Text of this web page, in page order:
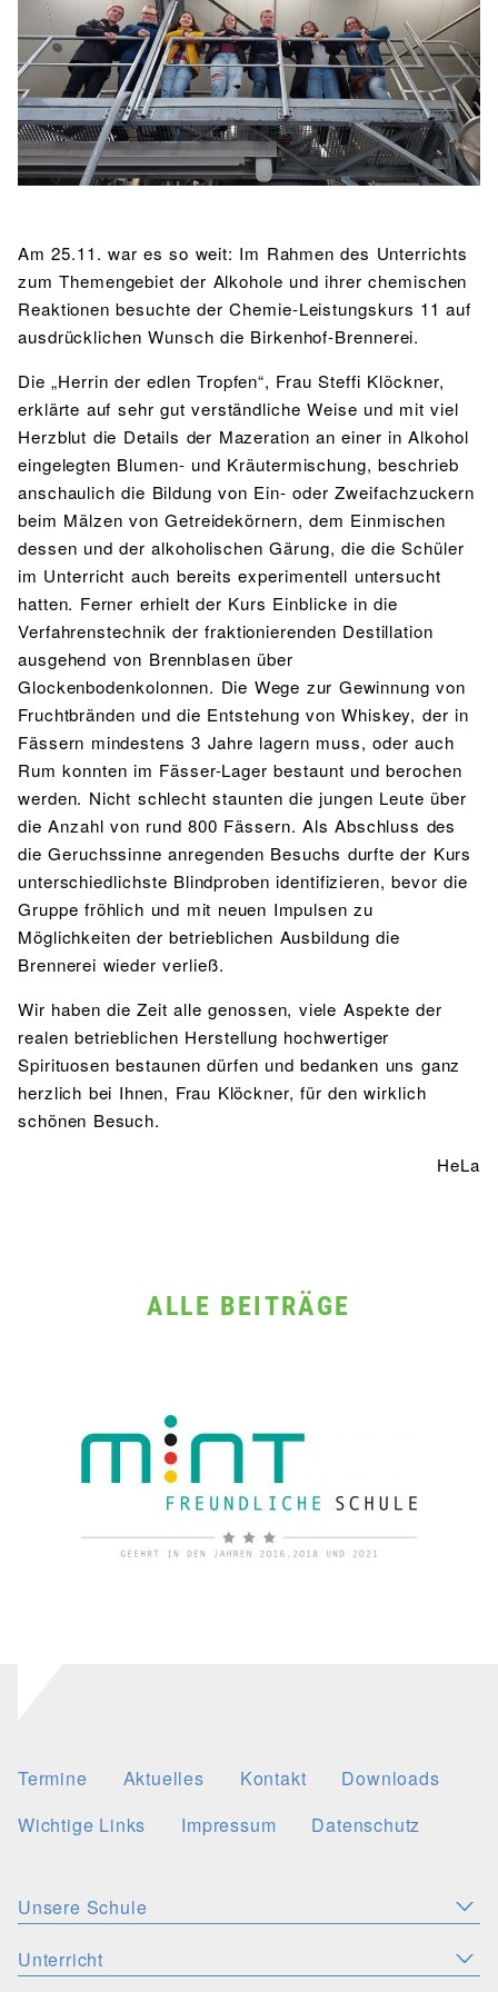
BIBLIOTHEK
Bibliothek Bibliothekskatalog
Schulbuchausleihe
Lehrmittelfreiheit
Buchempfehlungen
MENSA & BISTRO
Food Scouts
FAQs
SPORT
Sport als Leistungsfach Exkursionen
Wettkämpfe
Fachschaft
JtfO
Am 25.11. war es so weit: Im Rahmen des Unterrichts
zum Themengebiet der Alkohole und ihrer chemischen
Reaktionen besuchte der Chemie-Leistungskurs 11 auf
ausdrücklichen Wunsch die Birkenhof-Brennerei.
Die „Herrin der edlen Tropfen“, Frau Steffi Klöckner,
erklärte auf sehr gut verständliche Weise und mit viel
Herzblut die Details der Mazeration an einer in Alkohol
eingelegten Blumen- und Kräutermischung, beschrieb
anschaulich die Bildung von Ein- oder Zweifachzuckern
beim Mälzen von Getreidekörnern, dem Einmischen
dessen und der alkoholischen Gärung, die die Schüler
im Unterricht auch bereits experimentell untersucht
hatten. Ferner erhielt der Kurs Einblicke in die
Verfahrenstechnik der fraktionierenden Destillation
ausgehend von Brennblasen über
Glockenbodenkolonnen. Die Wege zur Gewinnung von
Fruchtbränden und die Entstehung von Whiskey, der in
Fässern mindestens 3 Jahre lagern muss, oder auch
Rum konnten im Fässer-Lager bestaunt und berochen
werden. Nicht schlecht staunten die jungen Leute über
die Anzahl von rund 800 Fässern. Als Abschluss des
die Geruchssinne anregenden Besuchs durfte der Kurs
unterschiedlichste Blindproben identifizieren, bevor die
Gruppe fröhlich und mit neuen Impulsen zu
Möglichkeiten der betrieblichen Ausbildung die
Brennerei wieder verließ.
Wir haben die Zeit alle genossen, viele Aspekte der
realen betrieblichen Herstellung hochwertiger
Spirituosen bestaunen dürfen und bedanken uns ganz
herzlich bei Ihnen, Frau Klöckner, für den wirklich
schönen Besuch.
HeLa
ALLE BEITRÄGE
Termine Aktuelles Kontakt
Downloads
Wichtige Links
Impressum Datenschutz
Unsere Schule
Aktuelles
KONZEPTE
Unterricht